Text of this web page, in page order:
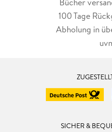
100 Tage
Abholung in
SICHER &